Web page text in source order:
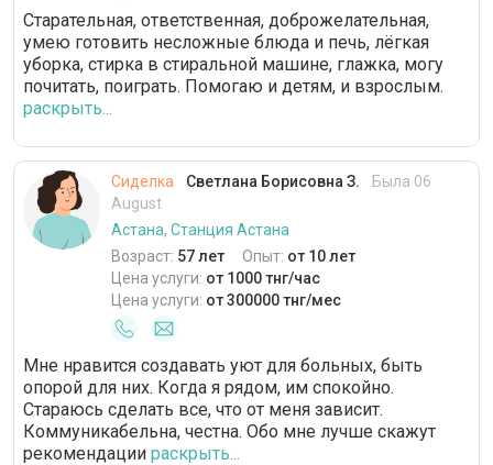
Старательная, ответственная, доброжелательная,
умею готовить несложные блюда и печь, лёгкая
уборка, стирка в стиральной машине, глажка, могу
почитать, поиграть. Помогаю и детям, и взрослым.
раскрыть...
Сиделка Светлана Борисовна З.
Была 06
August
Астана, Станция Астана
Возраст: 57 лет Опыт: от 10 лет
Цена услуги: от 1000 тнг/час
Цена услуги: от 300000 тнг/мес
Мне нравится создавать уют для больных, быть
опорой для них. Когда я рядом, им спокойно.
Стараюсь сделать все, что от меня зависит.
Коммуникабельна, честна. Обо мне лучше скажут
рекомендации раскрыть...